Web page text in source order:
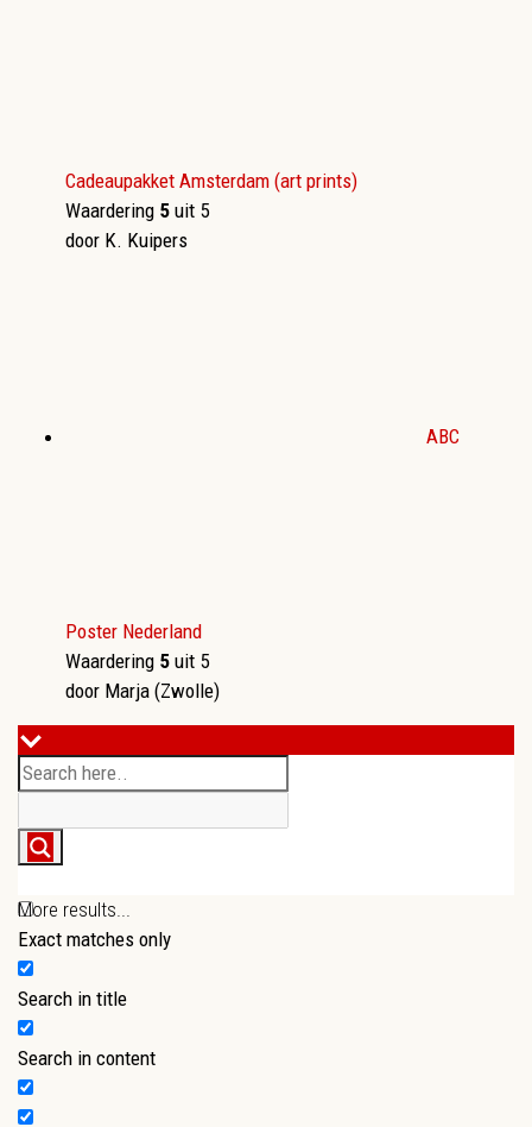
Cadeaupakket Amsterdam (art prints)
Waardering 5 uit 5
door K. Kuipers
ABC
Poster Nederland
Waardering 5 uit 5
door Marja (Zwolle)
More results...
Exact matches only
Search in title
Search in content